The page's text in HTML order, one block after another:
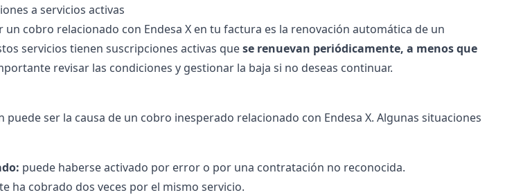
a servicios activas
cobro relacionado con Endesa X en tu factura es la renovación automática de un
servicios tienen suscripciones activas quese renuevan periódicamente, a menos que
revisar las condiciones y gestionar la baja si no deseas continuar.
ser la causa de un cobro inesperado relacionado con Endesa X. Algunas situaciones
puede haberse activado por error o por una contratación no reconocida.
ha cobrado dos veces por el mismo servicio.